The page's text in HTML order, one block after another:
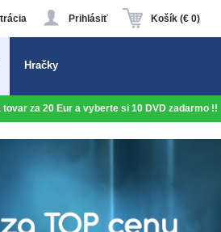
Košík (€ 0)
Prihlásiť
Hračky
za 20 Eur a vyberte si 10 DVD zadarmo !!